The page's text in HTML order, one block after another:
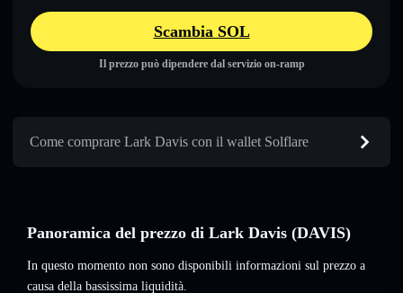
Scambia SOL
Il prezzo può dipendere dal servizio on-ramp
Come comprare Lark Davis con il wallet Solflare
Panoramica del prezzo di Lark Davis (DAVIS)
In questo momento non sono disponibili informazioni sul prezzo a
causa della bassissima liquidità.